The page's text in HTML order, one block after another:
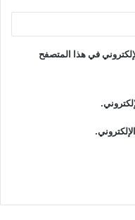
في هذا المتصفح